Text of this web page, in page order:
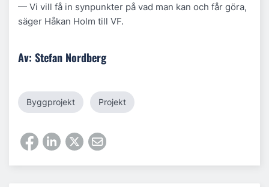
— Vi vill få in synpunkter på vad man kan och får göra,
säger Håkan Holm till VF.
Av: Stefan Nordberg
Byggprojekt Projekt